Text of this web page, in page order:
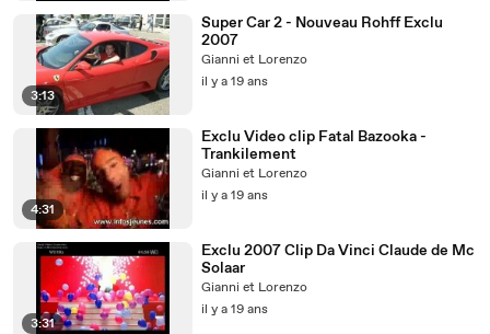
3:13
Super Car 2 - Nouveau Rohff Exclu
2007
Gianni et Lorenzo
il y a 19 ans
4:31
Exclu Video clip Fatal Bazooka -
Trankilement
Gianni et Lorenzo
il y a 19 ans
3:31
Exclu 2007 Clip Da Vinci Claude de Mc
Solaar
Gianni et Lorenzo
il y a 19 ans